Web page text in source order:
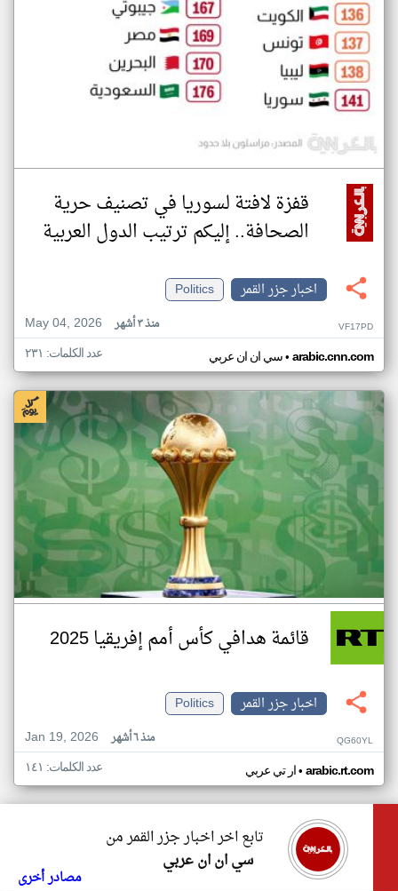
قفزة لافتة لسوريا في تصنيف حرية
الصحافة.. إليكم ترتيب الدول العربية
اخبار جزر القمر
Politics
May 04, 2026
منذ ٣ أشهر VF17PD
سي ان ان عربي• arabic.cnn.com عدد الكلمات: ٢٣١
قائمة هدافي كأس أمم إفريقيا 2025
اخبار جزر القمر
Politics
Jan 19, 2026
منذ ٦ أشهر QG60YL
ار تي عربي• arabic.rt.com عدد الكلمات: ١٤١
تابع اخر اخبار جزر القمر من
سي ان ان عربي
مصادر أخرى